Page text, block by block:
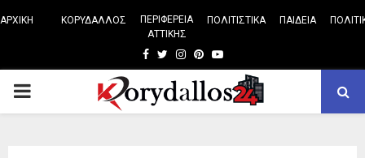
ΑΡΧΙΚΗ ΚΟΡΥΔΑΛΛΟΣ
ΠΕΡΙΦΕΡΕΙΑ
ΑΤΤΙΚΗΣ
ΠΟΛΙΤΙΣΤΙΚΑ ΠΑΙΔΕΙΑ
Facebook
TwitterInstagram
Pinterest
Youtube
PRIMARY